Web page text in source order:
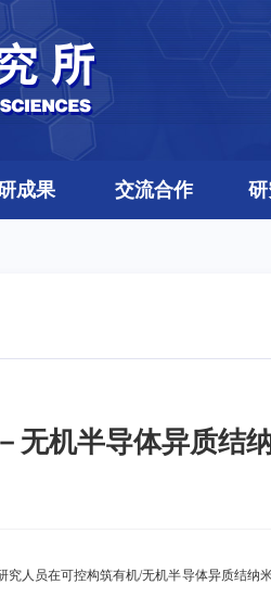
成果 交流合作
无机半导体异质结
究人员在可控构筑有机/无机半导体异质结纳